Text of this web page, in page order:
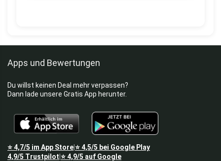
Apps und Bewertungen
Du willst keinen Deal mehr verpassen?
Dann lade unsere Gratis App herunter.
⭐4,7/5 im App Store⭐4,5/5 bei Google Play
4,9/5 Trustpilot ⭐4,9/5 auf Google